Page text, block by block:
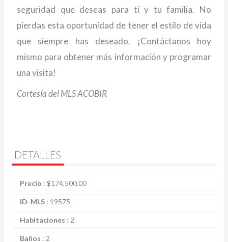
seguridad que deseas para ti y tu familia. No
pierdas esta oportunidad de tener el estilo de vida
que siempre has deseado. ¡Contáctanos hoy
mismo para obtener más información y programar
una visita!
Cortesía del MLS ACOBIR
DETALLES
Precio : $174,500.00
ID-MLS : 19575
Habitaciones : 2
Baños : 2